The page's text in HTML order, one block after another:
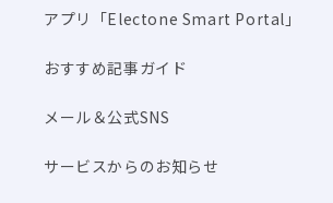
アプリ「Electone Smart Portal」
おすすめ記事ガイド
メール＆公式SNS
サービスからのお知らせ